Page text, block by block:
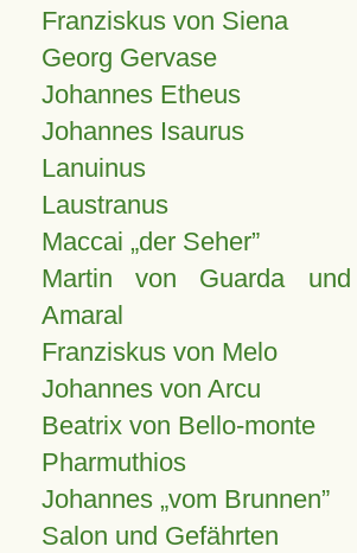
Franziskus von Siena
Georg Gervase
Johannes Etheus
Johannes Isaurus
Lanuinus
Laustranus
Maccai „der Seher”
Martin von Guarda
Amaral
Franziskus von Melo
Johannes von Arcu
Beatrix von Bello-monte
Pharmuthios
Johannes vom Brunnen
Salon und Gefährten